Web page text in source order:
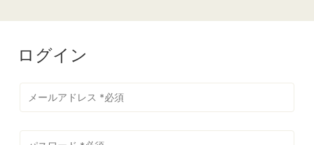
ログイン